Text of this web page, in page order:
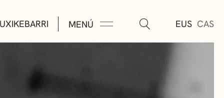
MENÚ EUS CAS